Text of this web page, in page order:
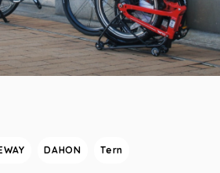
DAHON Tern